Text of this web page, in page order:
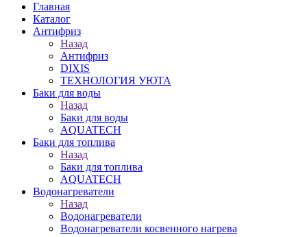
Главная
Каталог
Антифриз
Назад
Антифриз
DIXIS
ТЕХНОЛОГИЯ УЮТА
Баки для воды
Назад
Баки для воды
AQUATECH
Баки для топлива
Назад
Баки для топлива
AQUATECH
Водонагреватели
Назад
Водонагреватели
Водонагреватели косвенного нагрева